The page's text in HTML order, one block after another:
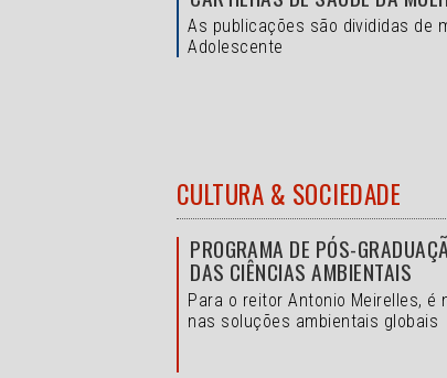
As publicações são divididas de
Adolescente
CULTURA & SOCIEDADE
PROGRAMA DE PÓS-
DAS CIÊNCIAS AMBIENTAIS
Para o reitor Antonio Meirelles,
nas soluções ambientais globais